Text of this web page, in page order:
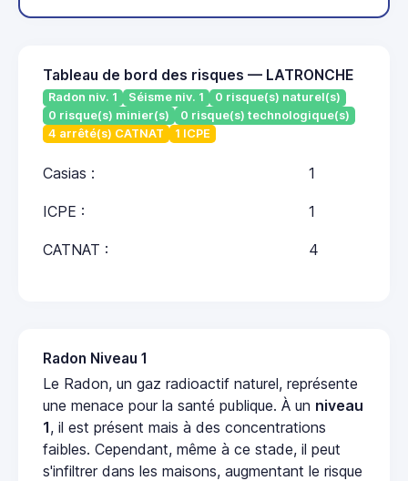
Tableau de bord des risques — LATRONCHE
Radon niv. 1 Séisme niv. 1
0 risque(s) naturel(s)
0 risque(s) minier(s)
0 risque(s) technologique(s)
4 arrêté(s) CATNAT
1 ICPE
Casias : 1
ICPE : 1
CATNAT : 4
Radon Niveau 1
Le Radon, un gaz radioactif naturel, représente
une menace pour la santé publique. À un niveau
1, il est présent mais à des concentrations
faibles. Cependant, même à ce stade, il peut
s'infiltrer dans les maisons, augmentant le risque